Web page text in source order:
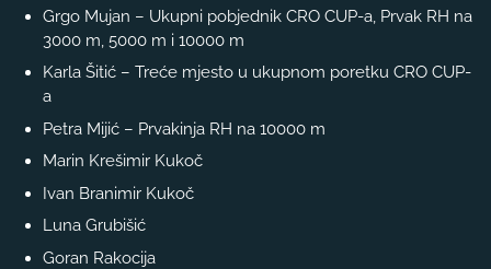
Grgo Mujan – Ukupni pobjednik CRO CUP-a, Prvak RH na
3000 m, 5000 m i 10000 m
Karla Šitić – Treće mjesto u ukupnom poretku CRO CUP-
a
Petra Mijić – Prvakinja RH na 10000 m
Marin Krešimir Kukoč
Ivan Branimir Kukoč
Luna Grubišić
Goran Rakocija